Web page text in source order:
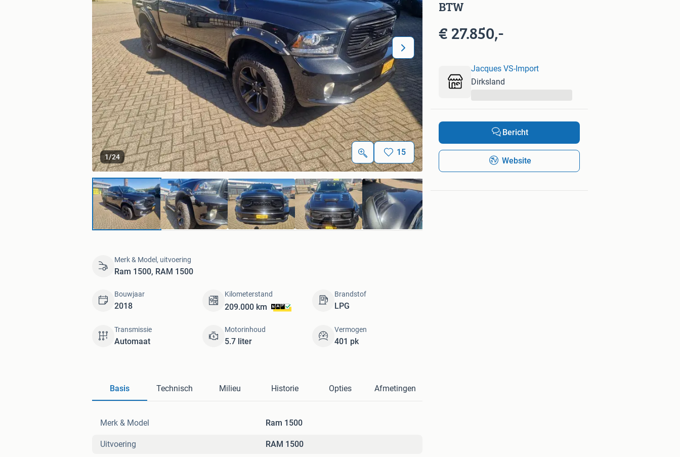
1/24 15
Merk & Model, uitvoering
Ram 1500, RAM 1500
Bouwjaar
2018
Kilometerstand
209.000 km
Brandstof
LPG
Transmissie
Automaat
Motorinhoud
5.7 liter
Vermogen
401 pk
Basis Technisch Milieu Historie Opties Afmetingen
Merk & Model Ram 1500
Uitvoering RAM 1500
BTW
€ 27.850,-
Jacques VS-Import
Dirksland
Bericht
Website